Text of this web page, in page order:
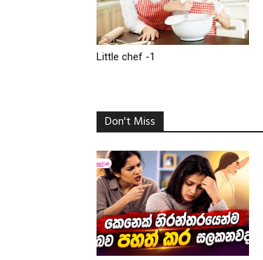
Little chef -1
Don't Miss